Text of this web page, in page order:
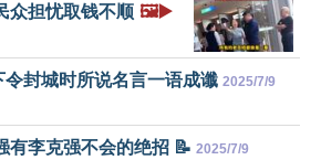
众担忧取钱不顺 🖼️▶️
令封城时所说名言一语成谶 2025/7/9
有李克强不会的绝招 📝 2025/7/9